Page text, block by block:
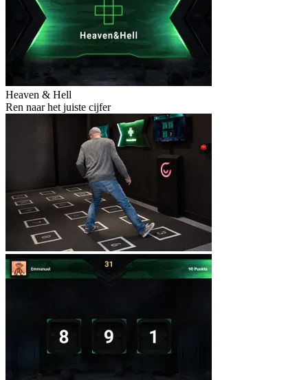
Heaven & Hell
Ren naar het juiste cijfer